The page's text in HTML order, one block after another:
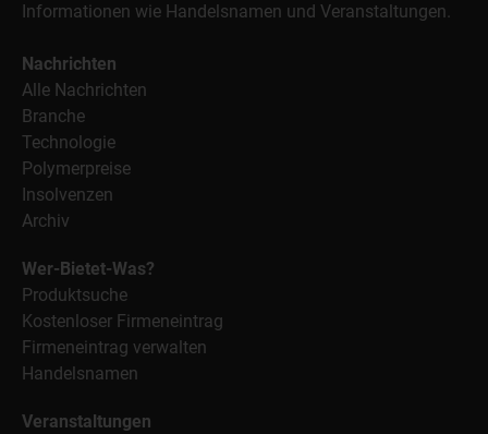
Informationen wie Handelsnamen und Veranstaltungen.
Nachrichten
Alle Nachrichten
Branche
Technologie
Polymerpreise
Insolvenzen
Archiv
Wer-Bietet-Was?
Produktsuche
Kostenloser Firmeneintrag
Firmeneintrag verwalten
Handelsnamen
Veranstaltungen